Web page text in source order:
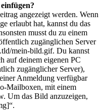
angezeigt werden. Wenn
erlaubt hat, kannst du das
musst du zu einem
zugänglichen Server
mein-bild.gif. Du kannst
auf deinem eigenen PC
zugänglicher Server),
Anmeldung verfügbar
Mailboxen, mit einem
Um das Bild anzuzeigen,